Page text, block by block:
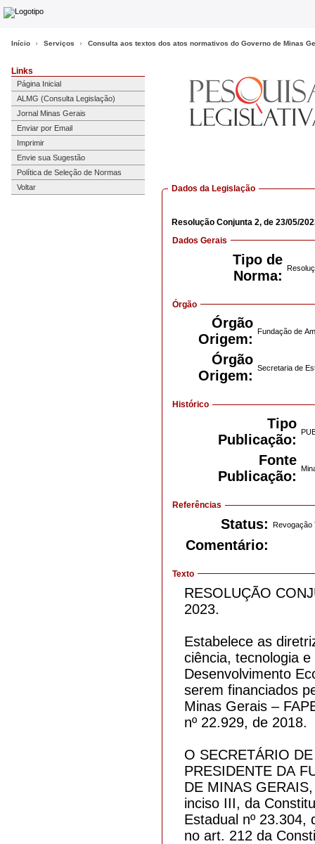
Início Serviços Consulta aos textos dos atos normativos do Governo de Minas
Links
Página Inicial
ALMG (Consulta Legislação)
Jornal Minas Gerais
Enviar por Email
Imprimir
Envie sua Sugestão
Política de Seleção de Normas
Voltar
Dados da Legislação
Resolução Conjunta 2, de 23/05/
Dados Gerais
Tipo de
Norma:
Órgão
Órgão
Origem:
Fundação de
Órgão
Origem:
Secretaria de
Histórico
Tipo
Publicação:
Fonte
Publicação:
Referências
Status: Revogação
Comentário:
Texto
RESOLUÇÃO
2023.
Estabelece as
ciência, tecnologia
Desenvolvimento
serem financiados
Minas Gerais –
nº 22.929, de 2018.
O SECRETÁRIO
PRESIDENTE DA
DE MINAS
inciso III, da
Estadual nº
no art. 212 da